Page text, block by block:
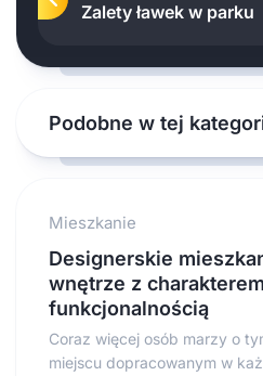
Zalety ławek w parku
Podobne w tej
Mieszkanie
Designerskie
wnętrze z
funkcjonalnością
Coraz więcej osób marzy o
miejscu dopracowanym w